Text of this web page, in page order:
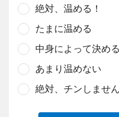
絶対、温める！
たまに温める
中身によって決める
あまり温めない
絶対、チンしません